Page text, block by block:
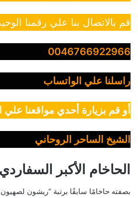
قم بالاتصال بنا علي رقمنا
0046766922966
راسلنا علي الواتساب
أو قم بزيارة أحدي مواقعنا علي
الشيخ الساحر الروحاني
الحاخام الأكبر
بصفته حاخامًا سابقًا برتبة “ريشون